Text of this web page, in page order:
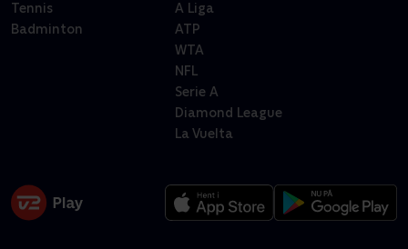
Tennis
Badminton
A Liga
ATP
WTA
NFL
Serie A
Diamond League
La Vuelta